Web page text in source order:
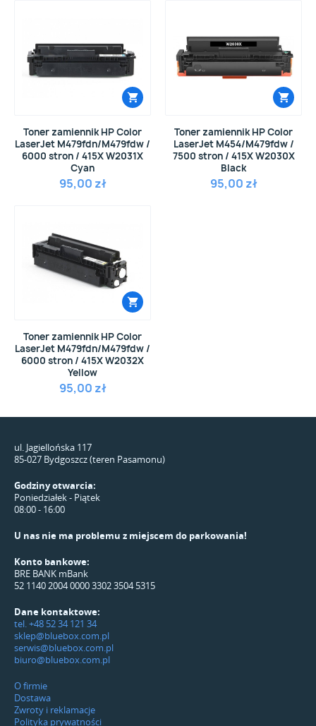
Toner zamiennik HP Color
LaserJet M479fdn/M479fdw /
6000 stron / 415X W2031X
Cyan
95,00 zł
Toner zamiennik HP Color
LaserJet M454/M479fdw /
7500 stron / 415X W2030X
Black
95,00 zł
Toner zamiennik HP Color
LaserJet M479fdn/M479fdw /
6000 stron / 415X W2032X
Yellow
95,00 zł
ul. Jagiellońska 117
85-027 Bydgoszcz (teren Pasamonu)
Godziny otwarcia:
Poniedziałek - Piątek
08:00 - 16:00
U nas nie ma problemu z miejscem do parkowania!
Konto bankowe:
BRE BANK mBank
52 1140 2004 0000 3302 3504 5315
Dane kontaktowe:
tel. +48 52 34 121 34
sklep@bluebox.com.pl
serwis@bluebox.com.pl
biuro@bluebox.com.pl
O firmie
Dostawa
Zwroty i reklamacje
Polityka prywatności